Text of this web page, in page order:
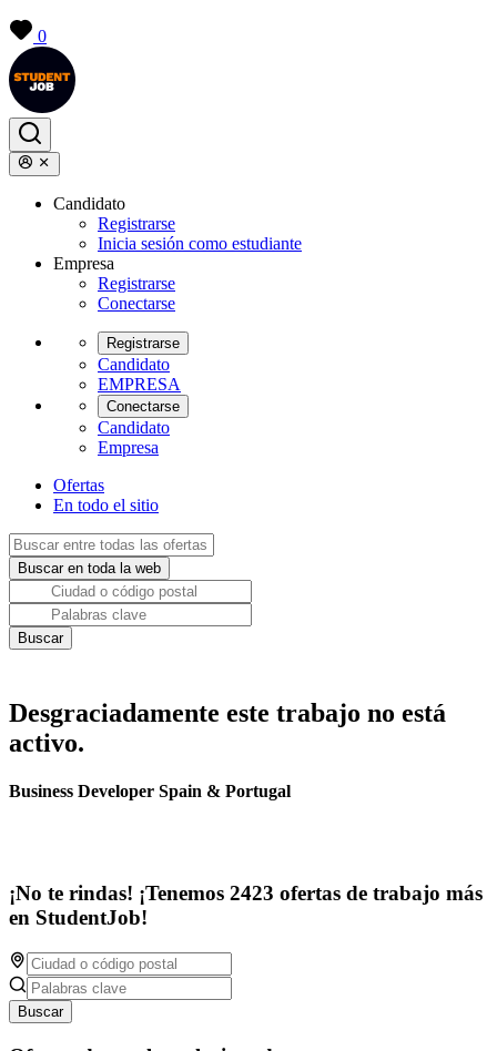
0
Candidato
Registrarse
Inicia sesión como estudiante
Empresa
Registrarse
Conectarse
Registrarse
Candidato
EMPRESA
Conectarse
Candidato
Empresa
Ofertas
En todo el sitio
Desgraciadamente este trabajo no está
activo.
Business Developer Spain & Portugal
¡No te rindas! ¡Tenemos 2423 ofertas de trabajo más
en StudentJob!
Buscar